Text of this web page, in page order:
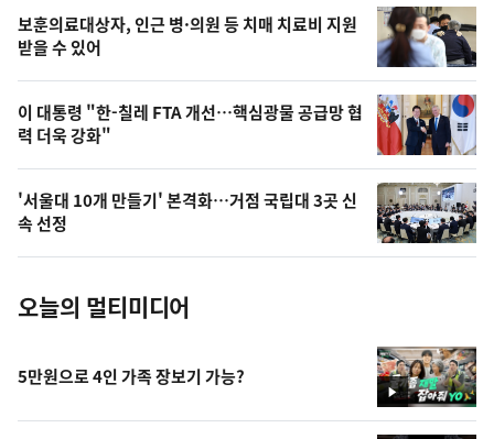
영
상
오
늘
의
사
진
보훈의료대상자, 인근 병·의원 등 치매 치료비 지원
받을 수 있어
이 대통령 "한-칠레 FTA 개선…핵심광물 공급망 협
력 더욱 강화"
'서울대 10개 만들기' 본격화…거점 국립대 3곳 신
속 선정
오늘의 멀티미디어
영
상
5만원으로 4인 가족 장보기 가능?